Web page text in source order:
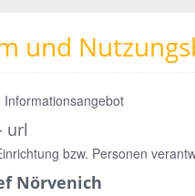
und
url
bzw. Personen
Nörvenich